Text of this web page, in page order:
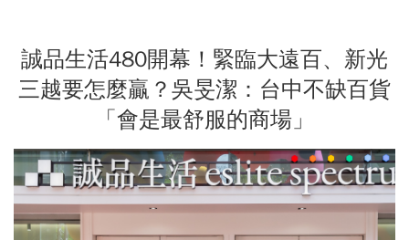
誠品生活480開幕！緊臨大遠百、新光
三越要怎麼贏？吳旻潔：台中不缺百貨
「會是最舒服的商場」